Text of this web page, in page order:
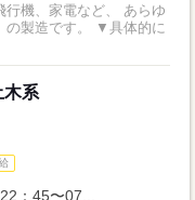
行機、家電など、 あらゆ
す。 ▼具体的に
木系
：45〜07...